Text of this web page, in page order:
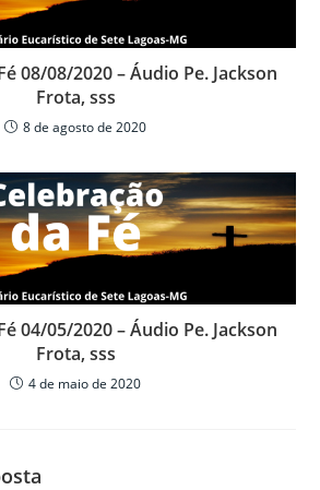
08/08/2020 – Áudio Pe. Jackson
Frota, sss
8 de agosto de 2020
04/05/2020 – Áudio Pe. Jackson
Frota, sss
4 de maio de 2020